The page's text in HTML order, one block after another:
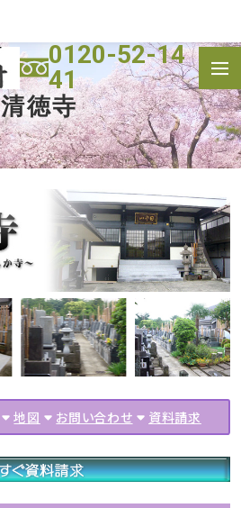
0120-52-14
41トップ
霊園一覧
寺院(墓地)
施工実績
よくある質問
会社概要
お問い合わせ
清徳寺
地図 お問い合わせ 資料請求